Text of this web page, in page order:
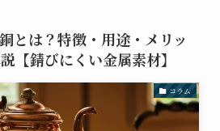
とは？特徴・用途・メリッ
【錆びにくい金属素材】
コラム